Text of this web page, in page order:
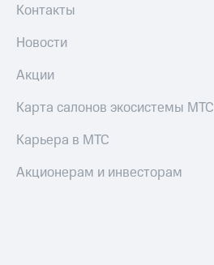
Контакты
Новости
Акции
Карта салонов экосистемы МТС
Карьера в МТС
Акционерам и инвесторам